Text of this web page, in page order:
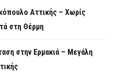
Αττικής – Χωρίς
στη Θέρμη
στην Ερμακιά – Μεγάλη